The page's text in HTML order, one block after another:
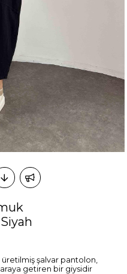
şalvar pantolon,
araya getiren bir giysidir